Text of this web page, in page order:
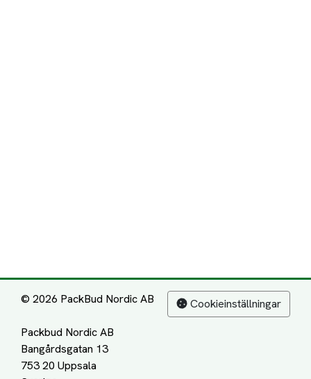
© 2026 PackBud Nordic AB
Packbud Nordic AB
Bangårdsgatan 13
753 20 Uppsala
Cookieinställningar